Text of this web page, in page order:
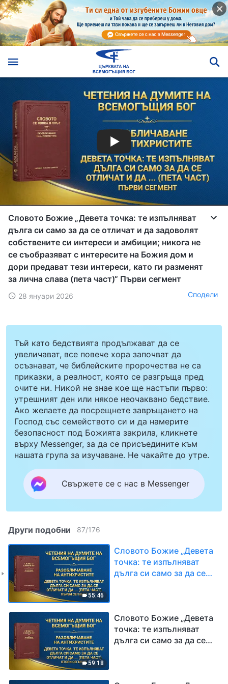
Словото Божие „Девета точка: те изпълняват
дълга си само за да се отличат и да задоволят
собствените си интереси и амбиции; никога не
се съобразяват с интересите на Божия дом и
дори предават тези интереси, като ги разменят
за лична слава (пета част)“ Първи сегмент
28 януари 2026 Сподели
Тъй като бедствията продължават да се
увеличават, все повече хора започват да
осъзнават, че библейските пророчества не са
приказки, а реалност, която се разгръща пред
очите ни. Никой не знае кое ще настъпи първо:
утрешният ден или някое неочаквано бедствие.
Ако желаете да посрещнете завръщането на
Господ със семейството си и да намерите
безопасност под Божията закрила, кликнете
върху Messenger, за да се присъедините към
нашата група за изучаване. Не чакайте до утре.
Свържете се с нас в Messenger
Други подобни 87/176
55:46
Словото Божие „Девета
точка: те изпълняват
дълга си само за да се
никога не се
съобразяват с
интересите на Божия
59:18
Словото Божие „Девета
точка: те изпълняват
дълга си само за да се